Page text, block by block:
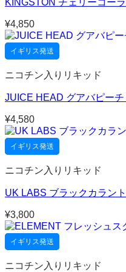
KINGSTON チェリーコー
¥4,850
イギリス発送
ニコチン入りリキッド
JUICE HEAD グアバピー
¥4,580
イギリス発送
ニコチン入りリキッド
UK LABS ブラックカラン
¥3,800
イギリス発送
ニコチン入りリキッド